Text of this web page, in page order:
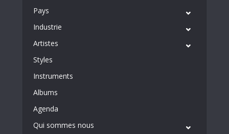
Pays
Industrie
Artistes
Styles
Instruments
Albums
Agenda
Qui sommes nous